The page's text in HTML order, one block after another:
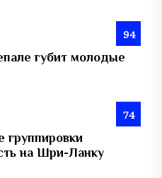
94
губит молодые
74
группировки
на Шри-Ланку